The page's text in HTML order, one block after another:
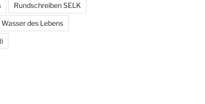
Rundschreiben SELK
Wasser des Lebens